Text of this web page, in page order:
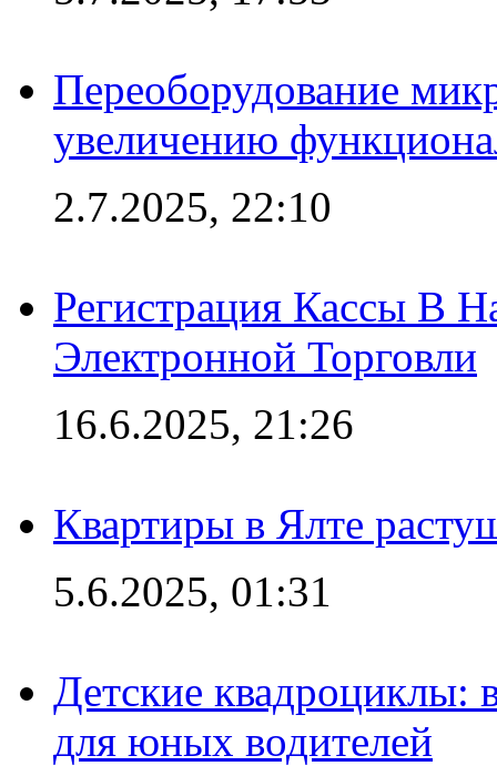
Переоборудование
увеличению
2.7.2025, 22:10
Регистрация Кассы В
Электронной Торговли
16.6.2025, 21:26
Квартиры в Ялте
5.6.2025, 01:31
Детские квадроциклы:
для юных водителей